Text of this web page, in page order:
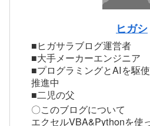
ヒガシ
■ヒガサラブログ運営者
■大手メーカーエンジニア
■プログラミングとAIを駆
推進中
■二児の父
〇このブログについて
エクセルVBA&Pythonを使